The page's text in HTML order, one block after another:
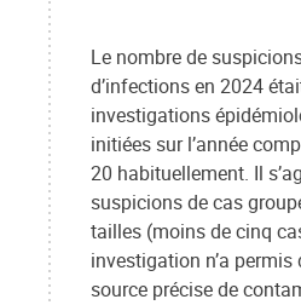
Le nombre de
d’infections en 2024
investigations
initiées sur l’année
20 habituellement. Il
suspicions de cas
tailles (moins de cinq
investigation n’a permis
source précise de